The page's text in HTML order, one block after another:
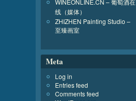
WINEONLINE.CN – 葡萄酒在
线（媒体）
ZHIZHEN Painting Studio –
至臻画室
Meta
Log in
Entries feed
Comments feed